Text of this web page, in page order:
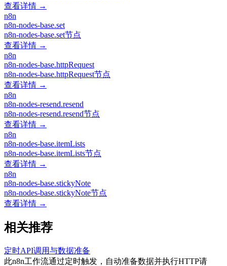
查看详情 →
n8n
n8n-nodes-base.set
n8n-nodes-base.set节点
查看详情 →
n8n
n8n-nodes-base.httpRequest
n8n-nodes-base.httpRequest节点
查看详情 →
n8n
n8n-nodes-resend.resend
n8n-nodes-resend.resend节点
查看详情 →
n8n
n8n-nodes-base.itemLists
n8n-nodes-base.itemLists节点
查看详情 →
n8n
n8n-nodes-base.stickyNote
n8n-nodes-base.stickyNote节点
查看详情 →
相关推荐
定时API调用与数据准备
此n8n工作流通过定时触发，自动准备数据并执行HTTP请